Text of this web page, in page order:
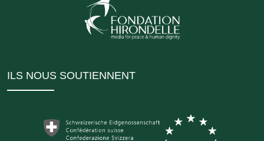
ILS NOUS SOUTIENNENT